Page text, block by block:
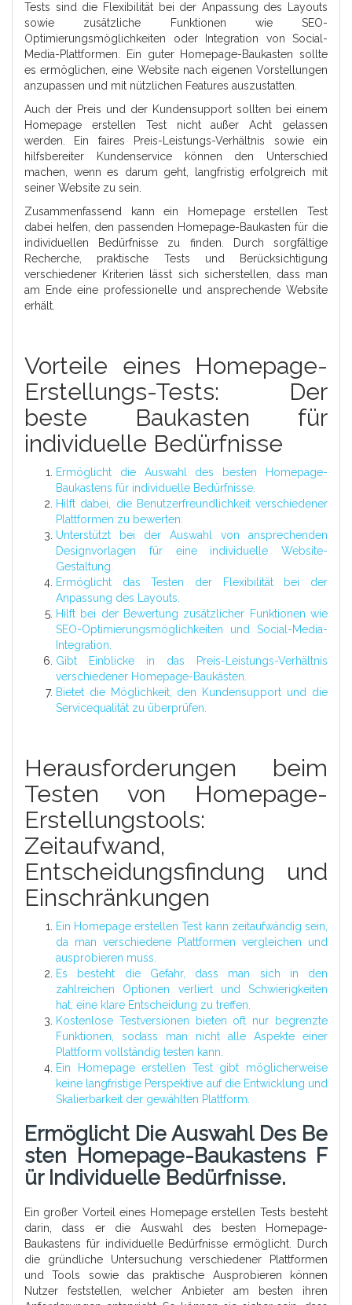
Tests sind die Flexibilität bei der Anpassung des Layouts
sowie zusätzliche Funktionen wie SEO-
Optimierungsmöglichkeiten oder Integration von Social-
Media-Plattformen. Ein guter Homepage-Baukasten sollte
es ermöglichen, eine Website nach eigenen Vorstellungen
anzupassen und mit nützlichen Features auszustatten.
Auch der Preis und der Kundensupport sollten bei einem
Homepage erstellen Test nicht außer Acht gelassen
werden. Ein faires Preis-Leistungs-Verhältnis sowie ein
hilfsbereiter Kundenservice können den Unterschied
machen, wenn es darum geht, langfristig erfolgreich mit
seiner Website zu sein.
Zusammenfassend kann ein Homepage erstellen Test
dabei helfen, den passenden Homepage-Baukasten für die
individuellen Bedürfnisse zu finden. Durch sorgfältige
Recherche, praktische Tests und Berücksichtigung
verschiedener Kriterien lässt sich sicherstellen, dass man
am Ende eine professionelle und ansprechende Website
erhält.
Vorteile eines Homepage-
Erstellungs-Tests: Der
beste Baukasten für
individuelle Bedürfnisse
Ermöglicht die Auswahl des besten Homepage-
Baukastens für individuelle Bedürfnisse.
Hilft dabei, die Benutzerfreundlichkeit verschiedener
Plattformen zu bewerten.
Unterstützt bei der Auswahl von ansprechenden
Designvorlagen für eine individuelle Website-
Gestaltung.
Ermöglicht das Testen der Flexibilität bei der
Anpassung des Layouts.
Hilft bei der Bewertung zusätzlicher Funktionen wie
SEO-Optimierungsmöglichkeiten und Social-Media-
Integration.
Gibt Einblicke in das Preis-Leistungs-Verhältnis
verschiedener Homepage-Baukästen.
Bietet die Möglichkeit, den Kundensupport und die
Servicequalität zu überprüfen.
Herausforderungen beim
Testen von Homepage-
Erstellungstools:
Zeitaufwand,
Entscheidungsfindung und
Einschränkungen
Ein Homepage erstellen Test kann zeitaufwändig sein,
da man verschiedene Plattformen vergleichen und
ausprobieren muss.
Es besteht die Gefahr, dass man sich in den
zahlreichen Optionen verliert und Schwierigkeiten
hat, eine klare Entscheidung zu treffen.
Kostenlose Testversionen bieten oft nur begrenzte
Funktionen, sodass man nicht alle Aspekte einer
Plattform vollständig testen kann.
Ein Homepage erstellen Test gibt möglicherweise
keine langfristige Perspektive auf die Entwicklung und
Skalierbarkeit der gewählten Plattform.
Ermöglicht Die Auswahl Des Be
Sten Homepage-Baukastens F
Ür Individuelle Bedürfnisse.
Ein großer Vorteil eines Homepage erstellen Tests besteht
darin, dass er die Auswahl des besten Homepage-
Baukastens für individuelle Bedürfnisse ermöglicht. Durch
die gründliche Untersuchung verschiedener Plattformen
und Tools sowie das praktische Ausprobieren können
Nutzer feststellen, welcher Anbieter am besten ihren